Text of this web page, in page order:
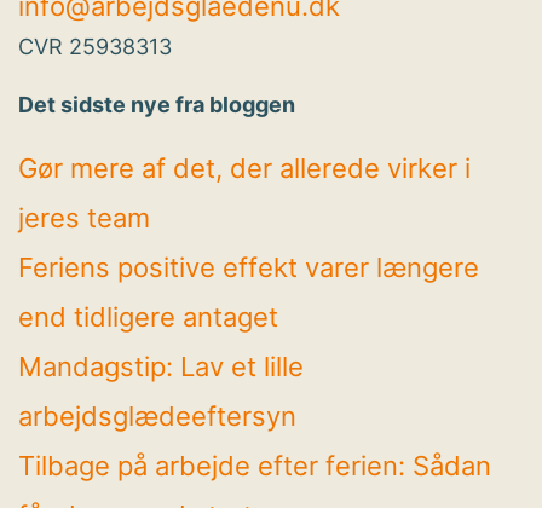
CVR 25938313
Det sidste nye fra bloggen
Gør mere af det, der allerede virker i
jeres team
Feriens positive effekt varer længere
end tidligere antaget
Mandagstip: Lav et lille
arbejdsglædeeftersyn
Tilbage på arbejde efter ferien: Sådan